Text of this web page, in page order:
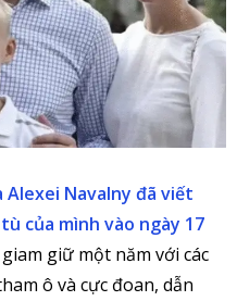
Alexei Navalny đã viết
của mình vào ngày 17
giữ một năm với các
ô và cực đoan, dẫn